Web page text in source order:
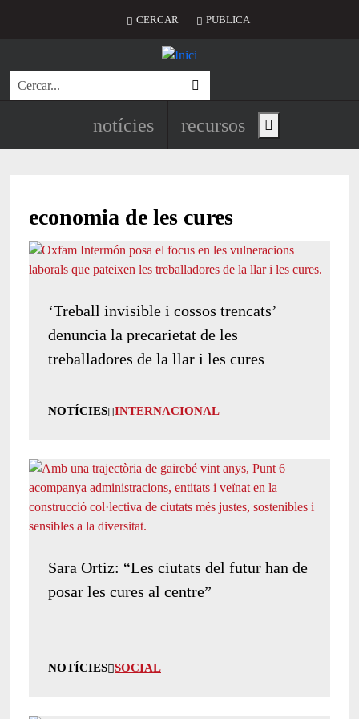
Menú del compte d'usuari
CERCAR PUBLICA
Cerca
Navegació principal de
notícies recursos Show main menu
economia de les cures
‘Treball invisible i cossos trencats’
denuncia la precarietat de les
treballadores de la llar i les cures
NOTÍCIES INTERNACIONAL
Sara Ortiz: “Les ciutats del futur han de
posar les cures al centre”
NOTÍCIES SOCIAL